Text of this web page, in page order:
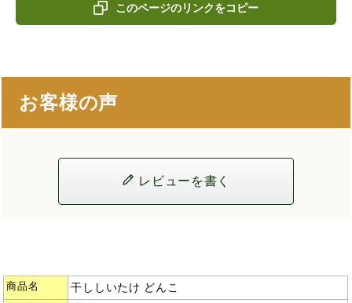
このページのリンクをコピー
お客様の声
レビューを書く
商品名 干ししいたけ どんこ